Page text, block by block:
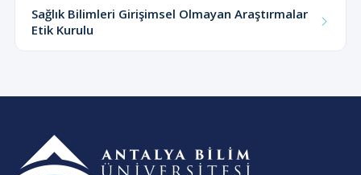
Sağlık Bilimleri Girişimsel Olmayan Araştırmalar
Etik Kurulu